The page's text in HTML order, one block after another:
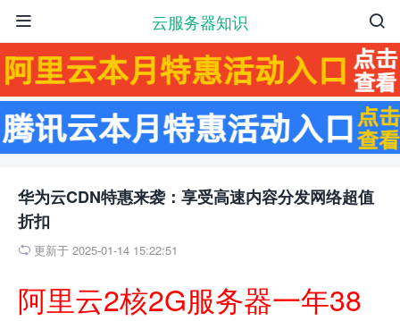
云服务器知识 

华为云CDN特惠来袭：享受高速内容分发网络超值
折扣
 更新于 2025-01-14 15:22:51
阿里云2核2G服务器一年38